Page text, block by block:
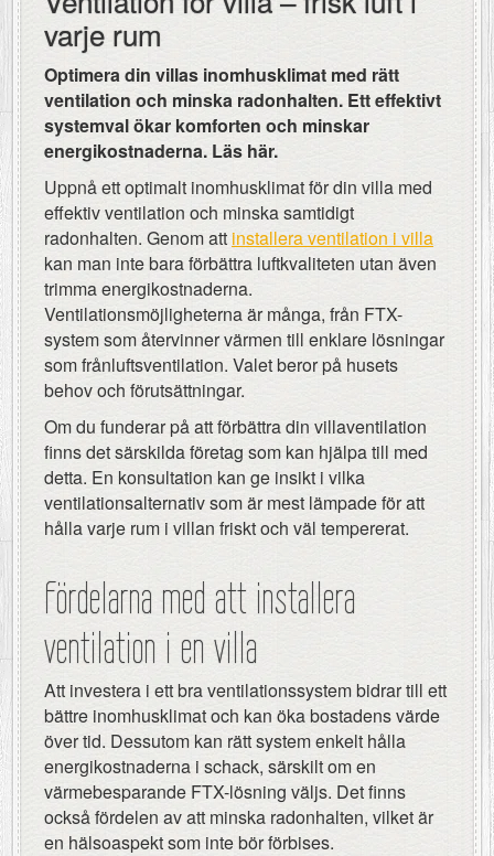
varje rum
Optimera din villas inomhusklimat med rätt
ventilation och minska radonhalten. Ett effektivt
systemval ökar komforten och minskar
energikostnaderna. Läs här.
Uppnå ett optimalt inomhusklimat för din villa med
effektiv ventilation och minska samtidigt
radonhalten. Genom att installera ventilation i villa
kan man inte bara förbättra luftkvaliteten utan även
trimma energikostnaderna.
Ventilationsmöjligheterna är många, från FTX-
system som återvinner värmen till enklare lösningar
som frånluftsventilation. Valet beror på husets
behov och förutsättningar.
Om du funderar på att förbättra din villaventilation
finns det särskilda företag som kan hjälpa till med
detta. En konsultation kan ge insikt i vilka
ventilationsalternativ som är mest lämpade för att
hålla varje rum i villan friskt och väl tempererat.
Fördelarna med att installera
ventilation i en villa
Att investera i ett bra ventilationssystem bidrar till ett
bättre inomhusklimat och kan öka bostadens värde
över tid. Dessutom kan rätt system enkelt hålla
energikostnaderna i schack, särskilt om en
värmebesparande FTX-lösning väljs. Det finns
också fördelen av att minska radonhalten, vilket är
en hälsoaspekt som inte bör förbises.